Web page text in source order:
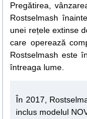
Pregătirea,
Rostselmash
unei rețele extinse
care operează
Rostselmash este
întreaga lume.
În 2017,
inclus modelul